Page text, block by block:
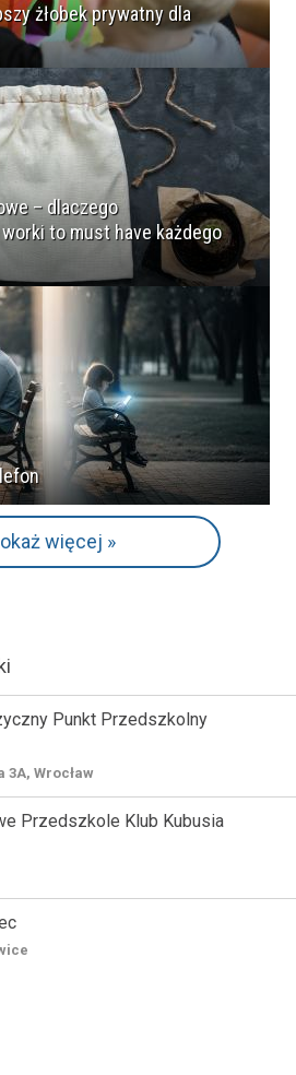
żłobek prywatny dla
– dlaczego
to must have każdego
więcej »
Punkt Przedszkolny
Wrocław
Przedszkole Klub Kubusia